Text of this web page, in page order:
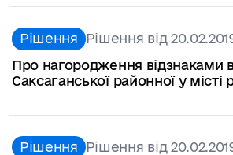
Рішення Рішення від
Про нагородження відзнаками
Саксаганської районної у місті
Рішення Рішення від